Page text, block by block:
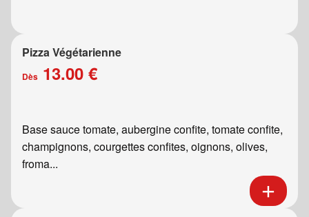
Pizza Végétarienne
Dès 13.00 €
Base sauce tomate, aubergine confite, tomate confite,
champignons, courgettes confites, oignons, olives,
froma...